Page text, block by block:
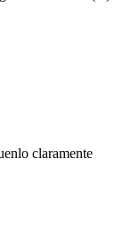
claramente